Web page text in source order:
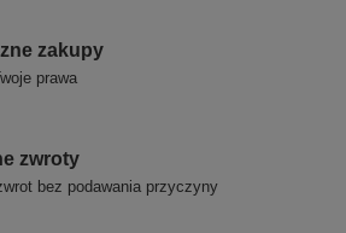
zakupy
prawa
zwroty
bez podawania przyczyny